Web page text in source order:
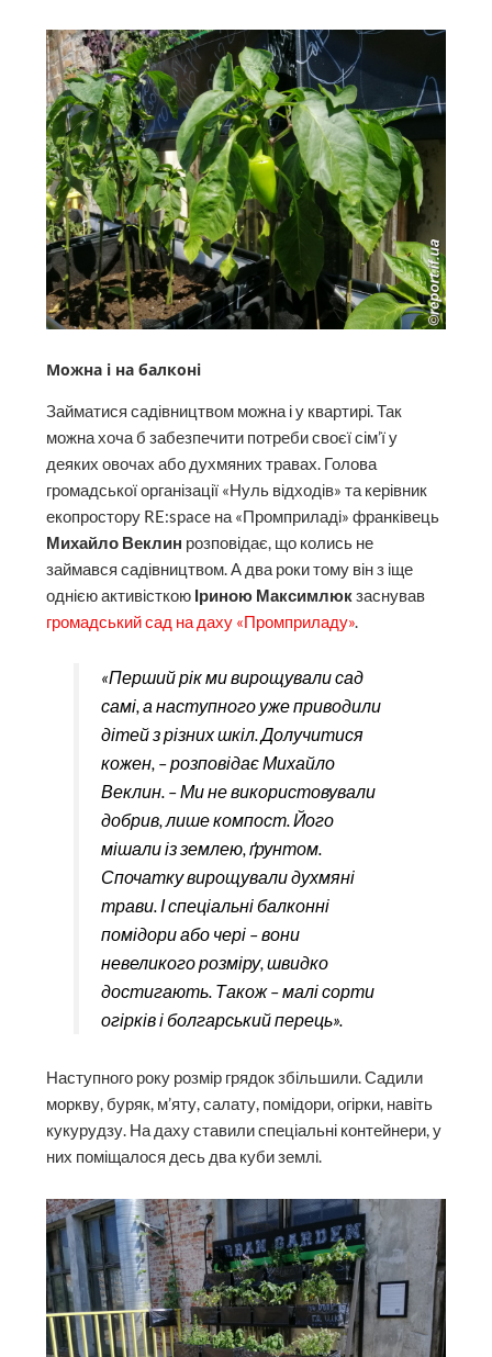
Можна і на балконі
Займатися садівництвом можна і у квартирі. Так
можна хоча б забезпечити потреби своєї сім’ї у
деяких овочах або духмяних травах. Голова
громадської організації «Нуль відходів» та керівник
екопростору RE:space на «Промприладі» франківець
Михайло Веклин розповідає, що колись не
займався садівництвом. А два роки тому він з іще
однією активісткою Іриною Максимлюкзаснував
громадський сад на даху «Промприладу».
«Перший рік ми вирощували сад
самі, а наступного уже приводили
дітей з різних шкіл. Долучитися
кожен, – розповідає Михайло
Веклин. – Ми не використовували
добрив, лише компост. Його
мішали із землею, ґрунтом.
Спочатку вирощували духмяні
трави. І спеціальні балконні
помідори або чері – вони
невеликого розміру, швидко
достигають. Також – малі сорти
огірків і болгарський перець».
Наступного року розмір грядок збільшили. Садили
моркву, буряк, м’яту, салату, помідори, огірки, навіть
кукурудзу. На даху ставили спеціальні контейнери, у
них поміщалося десь два куби землі.